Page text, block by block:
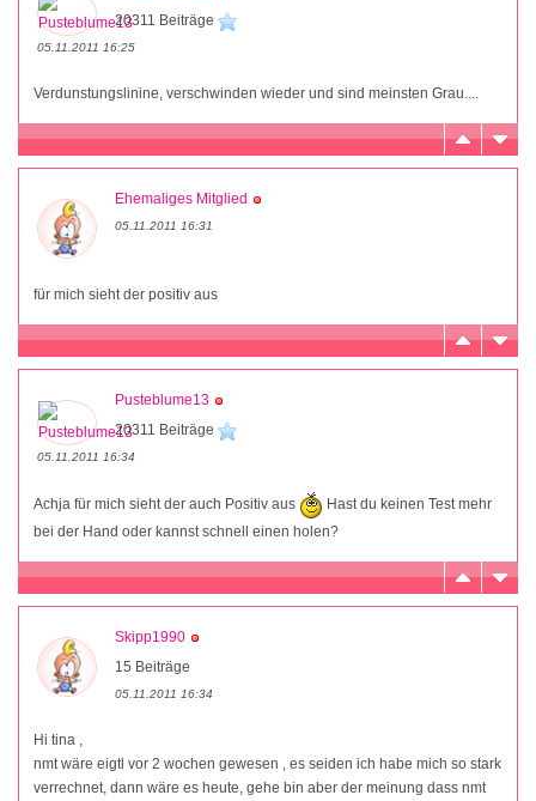
20311 Beiträge
05.11.2011 16:25
Verdunstungslinine, verschwinden wieder und sind meinsten Grau....
Ehemaliges Mitglied
05.11.2011 16:31
für mich sieht der positiv aus
Pusteblume13
20311 Beiträge
05.11.2011 16:34
Achja für mich sieht der auch Positiv aus
Hast du keinen Test mehr
bei der Hand oder kannst schnell einen holen?
Skipp1990
15 Beiträge
05.11.2011 16:34
Hi tina ,
nmt wäre eigtl vor 2 wochen gewesen , es seiden ich habe mich so stark
verrechnet, dann wäre es heute, gehe bin aber der meinung dass nmt